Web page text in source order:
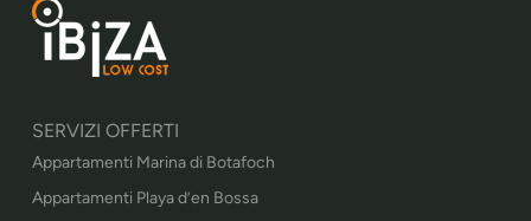
SERVIZI OFFERTI
Appartamenti Marina di Botafoch
Appartamenti Playa d’en Bossa